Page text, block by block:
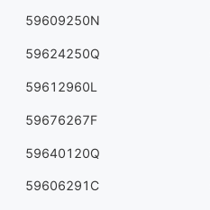
59609250N
59624250Q
59612960L
59676267F
59640120Q
59606291C